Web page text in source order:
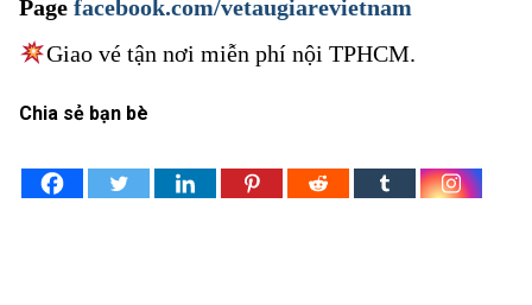
Page facebook.com/vetaugiarevietnam
Giao vé tận nơi miễn phí nội TPHCM.
Chia sẻ bạn bè